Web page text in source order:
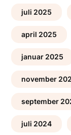
juli 2025
april 2025
januar 2025
november
september
juli 2024